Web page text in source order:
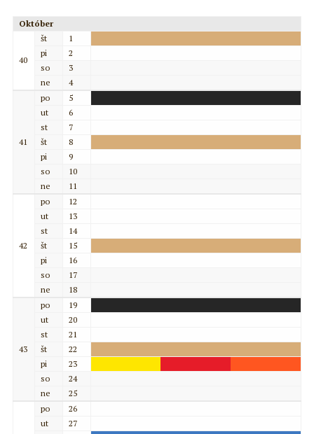
Október
40
št
1
pi
2
so
3
ne
4
41
po
5
ut
6
st
7
št
8
pi
9
so
10
ne
11
42
po
12
ut
13
st
14
št
15
pi
16
so
17
ne
18
43
po
19
ut
20
st
21
št
22
pi
23
so
24
ne
25
po
26
ut
27